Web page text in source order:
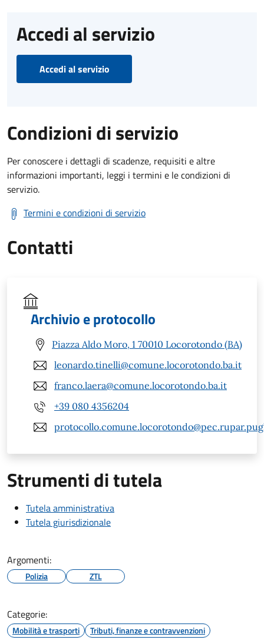
Accedi al servizio
Accedi al servizio
Condizioni di servizio
Per conoscere i dettagli di scadenze, requisiti e altre
informazioni importanti, leggi i termini e le condizioni di
servizio.
Termini e condizioni di servizio
Contatti
Archivio e protocollo
Piazza Aldo Moro, 1 70010 Locorotondo (BA)
leonardo.tinelli@comune.locorotondo.ba.it
franco.laera@comune.locorotondo.ba.it
+39 080 4356204
Strumenti di tutela
Tutela amministrativa
Tutela giurisdizionale
Argomenti:
Polizia ZTL
Categorie:
Mobilità e trasporti Tributi, finanze e contravvenzioni